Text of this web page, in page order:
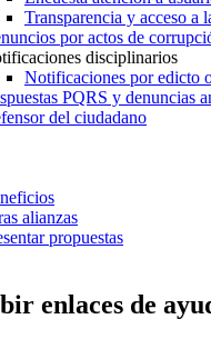
Transparencia y acceso a
por actos de
disciplinarios
Notificaciones por edicto
PQRS y denuncias
del ciudadano
alianzas
propuestas
enlaces de